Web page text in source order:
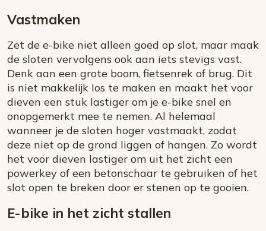
Vastmaken
Zet de e-bike niet alleen goed op slot, maar maak
de sloten vervolgens ook aan iets stevigs vast.
Denk aan een grote boom, fietsenrek of brug. Dit
is niet makkelijk los te maken en maakt het voor
dieven een stuk lastiger om je e-bike snel en
onopgemerkt mee te nemen. Al helemaal
wanneer je de sloten hoger vastmaakt, zodat
deze niet op de grond liggen of hangen. Zo wordt
het voor dieven lastiger om uit het zicht een
powerkey of een betonschaar te gebruiken of het
slot open te breken door er stenen op te gooien.
E-bike in het zicht stallen